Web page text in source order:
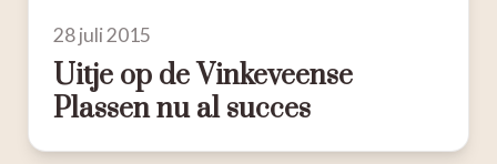
28 juli 2015
Uitje op de Vinkeveense
Plassen nu al succes